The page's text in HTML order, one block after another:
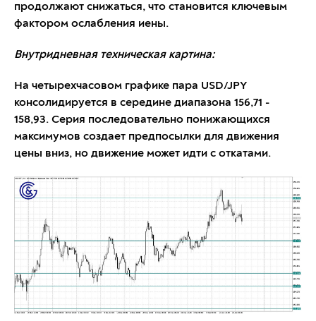
продолжают снижаться, что становится ключевым
фактором ослабления иены.
Внутридневная техническая картина:
На четырехчасовом графике пара USD/JPY
консолидируется в середине диапазона 156,71 -
158,93. Серия последовательно понижающихся
максимумов создает предпосылки для движения
цены вниз, но движение может идти с откатами.